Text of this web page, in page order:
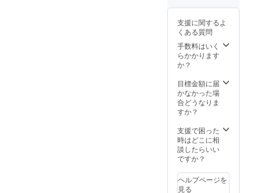
スペー
ス 都合
の良い
レンタ
ルス
をご用
意くだ
さい！
レンタ
ペース
の費用
はご負
担お願
いしま
す ※こ
の施術
合は750
円、往
復1500
円 ②レ
ンタル
スペー
レンタ
ルス
ペース
さい！
レンタ
ルス
ペース
の費用
はご負
可能性
もござ
いま
す。 交
通費参
考価格
※1km5
0円計算
になり
mの場
合は750
円、往
復1500
ンタル
スペー
限
（2024
年5月〜
2024年
8月）
こ
←現在
ポコ
ちゃで
ライ
バー進
ので、
そこで
発信し
て行き
（今
後、
YouTub
eや）
意ー
メール
ント時
資家さ
んの
Instagr
amQR
コード
・ロゴ
入りエ
プロン
にロゴ
（25
㎝）程
（個人
の場合
シャ
ル） ロ
支援に関するよ
くある質問
手数料はいく
らかかります
か？
目標金額に届
かなかった場
合どうなりま
すか？
支援で困った
時はどこに相
談したらいい
ですか？
ヘルプページを
見る